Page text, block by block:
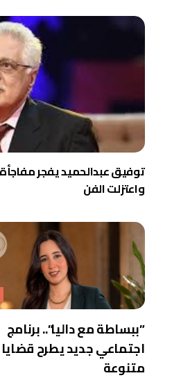
توفيق عبدالحميد يفجر
واعتزلت الفن
”ببساطة مع داليا”.. برنامج
اجتماعي جديد يطرح قضايا
متنوعة